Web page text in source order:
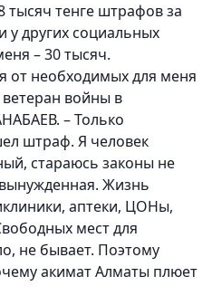
тысяч тенге штрафов за
у других социальных
– 30 тысяч.
от необходимых для меня
ветеран войны в
– Только
штраф. Я человек
стараюсь законы не
Жизнь
аптеки, ЦОНы,
мест для
не бывает. Поэтому
акимат Алматы плюет